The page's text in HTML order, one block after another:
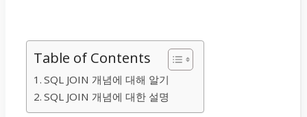
Table of Contents
SQL JOIN 개념에 대해 알기
SQL JOIN 개념에 대한 설명